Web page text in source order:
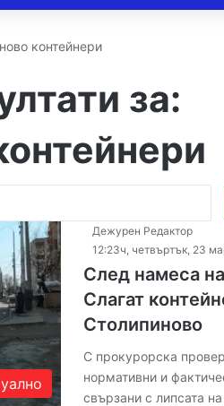
контейнери
за:
Дежурен Редактор
12:23ч, четвъртък, 23
След намеса
Слагат
Столипиново
С прокурорска
нормативни и
свързани с липсата